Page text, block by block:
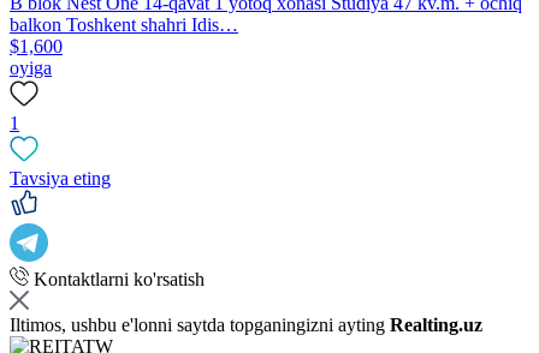
balkon Toshkent shahri Idis…
$1,600
oyiga
1
Tavsiya eting
Kontaktlarni ko'rsatish
Iltimos, ushbu e'lonni saytda topganingizni ayting Realting.uz